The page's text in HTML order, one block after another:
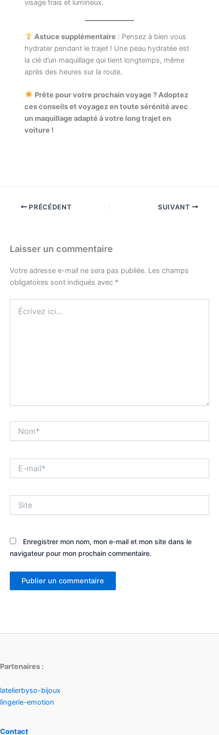
visage frais et lumineux.
Astuce supplémentaire : Pensez à bien vous
hydrater pendant le trajet ! Une peau hydratée est
la clé d’un maquillage qui tient longtemps, même
après des heures sur la route.
Prête pour votre prochain voyage ? Adoptez
ces conseils et voyagez en toute sérénité avec
un maquillage adapté à votre long trajet en
voiture !
PRÉCÉDENT SUIVANT
Laisser un commentaire
Votre adresse e-mail ne sera pas publiée. Les champs
obligatoires sont indiqués avec *
ici…
mail*
Enregistrer mon nom, mon e-mail et mon site dans le
navigateur pour mon prochain commentaire.
Partenaires :
latelierbyso-bijoux
lingerie-emotion
Contact